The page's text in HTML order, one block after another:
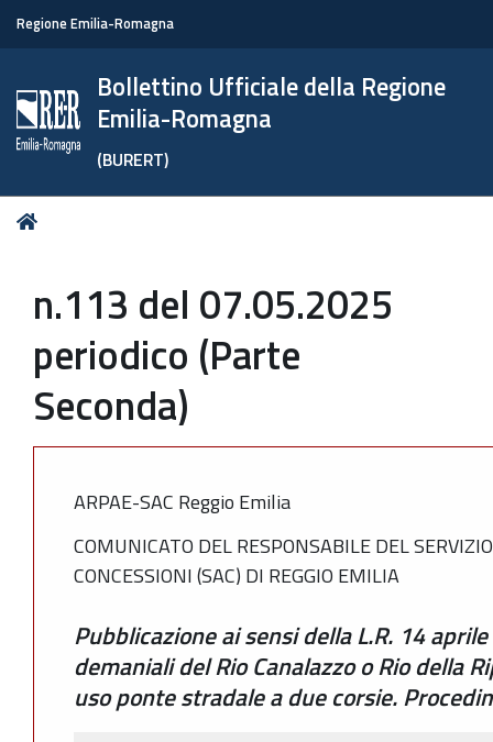
Regione Emilia-Romagna
Bollettino Ufficiale della Regione
Emilia-Romagna
(BURERT)
Tu
n.113 del 07.05.2025
periodico (Parte
Seconda)
ARPAE-SAC Reggio Emilia
COMUNICATO DEL RESPONSABILE DEL
CONCESSIONI (SAC) DI REGGIO EMILIA
Pubblicazione ai sensi della L.R. 14
demaniali del Rio Canalazzo o Rio della
uso ponte stradale a due corsie.